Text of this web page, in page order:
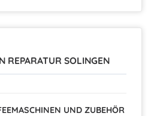
REPARATUR SOLINGEN
UND ZUBEHÖR